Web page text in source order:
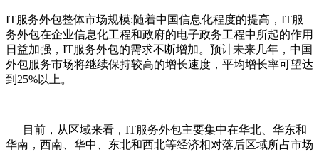
IT服务外包整体市场规模:随着中国信息化程度的提高，IT服
务外包在企业信息化工程和政府的电子政务工程中所起的作用
日益加强，IT服务外包的需求不断增加。预计未来几年，中国
外包服务市场将继续保持较高的增长速度，平均增长率可望达
到25%以上。
目前，从区域来看，IT服务外包主要集中在华北、华东和
华南，西南、华中、东北和西北等经济相对落后区域所占市场